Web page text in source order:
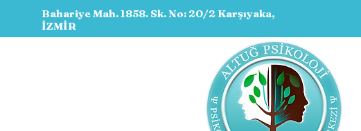
Bahariye Mah. 1858. Sk. No: 20/2 Karşıyaka,
İZMİR